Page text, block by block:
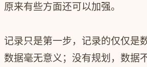
原来有些方面还可以加强。
记录只是第一步，记录的仅仅是
数据毫无意义；没有规划，数据